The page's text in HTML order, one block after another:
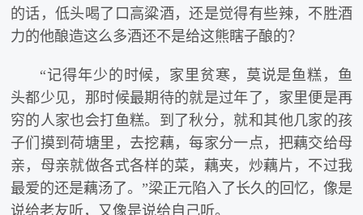
的话，低头喝了口高粱酒，还是觉得有些辣，不胜酒
力的他酿造这么多酒还不是给这熊瞎子酿的？
“记得年少的时候，家里贫寒，莫说是鱼糕，鱼
头都少见，那时候最期待的就是过年了，家里便是再
穷的人家也会打鱼糕。到了秋分，就和其他几家的孩
子们摸到荷塘里，去挖藕，每家分一点，把藕交给母
亲，母亲就做各式各样的菜，藕夹，炒藕片，不过我
最爱的还是藕汤了。”梁正元陷入了长久的回忆，像是
说给老友听，又像是说给自己听。